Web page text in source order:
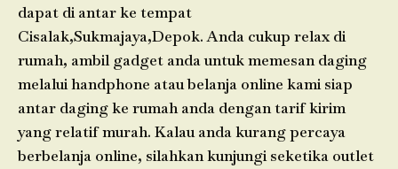
dapat di antar ke tempat
Cisalak,Sukmajaya,Depok. Anda cukup relax di
rumah, ambil gadget anda untuk memesan daging
melalui handphone atau belanja online kami siap
antar daging ke rumah anda dengan tarif kirim
yang relatif murah. Kalau anda kurang percaya
berbelanja online, silahkan kunjungi seketika outlet